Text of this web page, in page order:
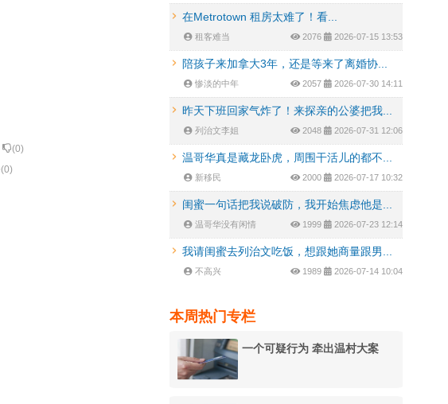
(0)
(0)
在Metrotown 租房太难了！看...
租客难当 2076 2026-07-15 13:53
陪孩子来加拿大3年，还是等来了离婚协...
惨淡的中年 2057 2026-07-30 14:11
昨天下班回家气炸了！来探亲的公婆把我...
列治文李姐 2048 2026-07-31 12:06
温哥华真是藏龙卧虎，周围干活儿的都不...
新移民 2000 2026-07-17 10:32
闺蜜一句话把我说破防，我开始焦虑他是...
温哥华没有闲情 1999 2026-07-23 12:14
我请闺蜜去列治文吃饭，想跟她商量跟男...
不高兴 1989 2026-07-14 10:04
本周热门专栏
一个可疑行为 牵出温村大案